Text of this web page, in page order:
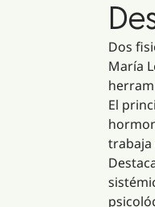
Dos
María
El
trabaja